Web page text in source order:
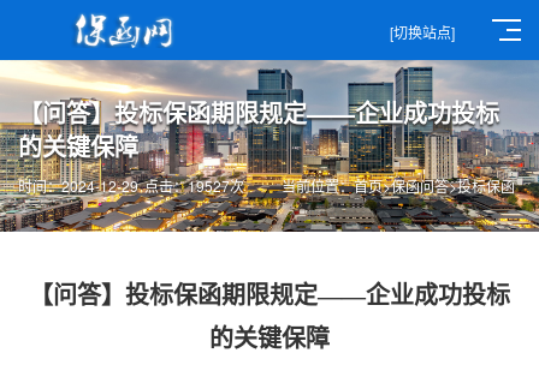
[切换站点]
【问答】投标保函期限规定——企业成功投标
的关键保障
当前位置：首页>保函问答>投标保函
时间：2024-12-29 点击：19527次
【问答】投标保函期限规定——企业成功投标
的关键保障